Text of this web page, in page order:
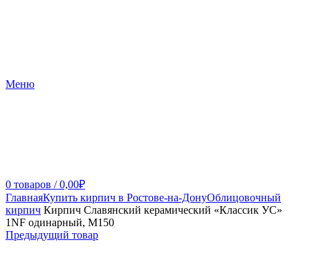
Меню
0 товаров / 0,00₽
ГлавнаяКупить кирпич в Ростове-на-ДонуОблицовочный
кирпич Кирпич Славянский керамический «Классик УС»
1NF одинарный, М150
Предыдущий товар